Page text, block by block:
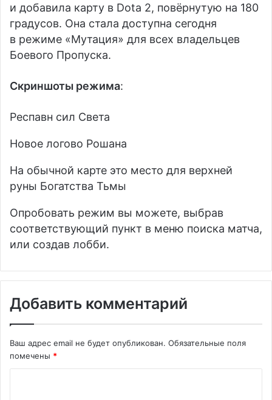
и добавила карту в Dota 2, повёрнутую на 180
градусов. Она стала доступна сегодня
в режиме «Мутация» для всех владельцев
Боевого Пропуска.
Скриншоты режима:
Респавн сил Света
Новое логово Рошана
На обычной карте это место для верхней
руны Богатства Тьмы
Опробовать режим вы можете, выбрав
соответствующий пункт в меню поиска матча,
или создав лобби.
Добавить комментарий
Ваш адрес email не будет опубликован. Обязательные поля
помечены *